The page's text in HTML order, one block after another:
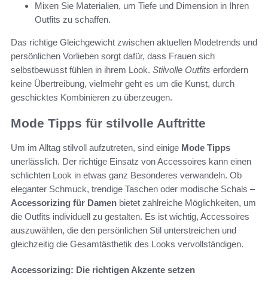
Mixen Sie Materialien, um Tiefe und Dimension in Ihren
Outfits zu schaffen.
Das richtige Gleichgewicht zwischen aktuellen Modetrends und
persönlichen Vorlieben sorgt dafür, dass Frauen sich
selbstbewusst fühlen in ihrem Look. Stilvolle Outfits erfordern
keine Übertreibung, vielmehr geht es um die Kunst, durch
geschicktes Kombinieren zu überzeugen.
Mode Tipps für stilvolle Auftritte
Um im Alltag stilvoll aufzutreten, sind einige Mode Tipps
unerlässlich. Der richtige Einsatz von Accessoires kann einen
schlichten Look in etwas ganz Besonderes verwandeln. Ob
eleganter Schmuck, trendige Taschen oder modische Schals –
Accessorizing für Damen bietet zahlreiche Möglichkeiten, um
die Outfits individuell zu gestalten. Es ist wichtig, Accessoires
auszuwählen, die den persönlichen Stil unterstreichen und
gleichzeitig die Gesamtästhetik des Looks vervollständigen.
Accessorizing: Die richtigen Akzente setzen